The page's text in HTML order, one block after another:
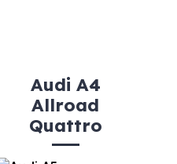
Audi A4
Allroad
Quattro